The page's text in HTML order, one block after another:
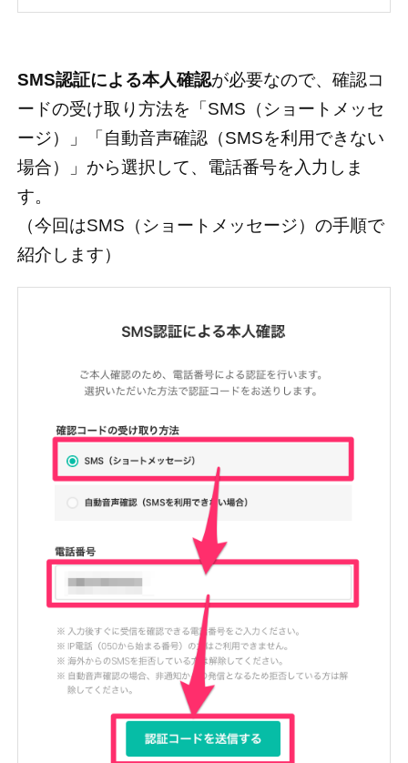
SMS認証による本人確認が必要なので、確認コ
ードの受け取り方法を「SMS（ショートメッセ
ージ）」「自動音声確認（SMSを利用できない
場合）」から選択して、電話番号を入力しま
す。
（今回はSMS（ショートメッセージ）の手順で
紹介します）